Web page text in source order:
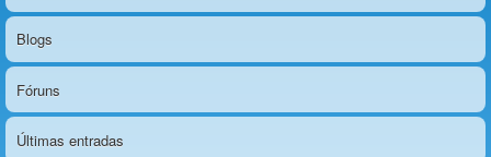
Blogs
Fóruns
Últimas entradas